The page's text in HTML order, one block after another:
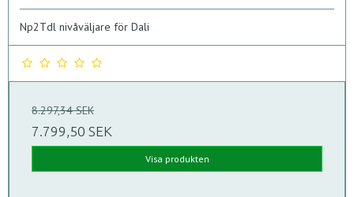
Np2Tdl nivåväljare för Dali
8.297,34 SEK
7.799,50 SEK
Visa produkten